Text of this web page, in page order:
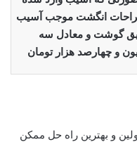
انگشت موجب آسیب
گوشت و معادل سه
و چهارصد هزار تومان
و بهترین راه حل ممکن